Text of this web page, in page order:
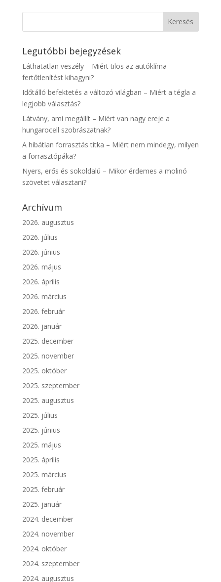
Legutóbbi bejegyzések
Láthatatlan veszély – Miért tilos az autóklíma
fertőtlenítést kihagyni?
Időtálló befektetés a változó világban – Miért a tégla a
legjobb választás?
Látvány, ami megállít – Miért van nagy ereje a
hungarocell szobrászatnak?
A hibátlan forrasztás titka – Miért nem mindegy, milyen
a forrasztópáka?
Nyers, erős és sokoldalú – Mikor érdemes a molinó
szövetet választani?
Archívum
2026. augusztus
2026. július
2026. június
2026. május
2026. április
2026. március
2026. február
2026. január
2025. december
2025. november
2025. október
2025. szeptember
2025. augusztus
2025. július
2025. június
2025. május
2025. április
2025. március
2025. február
2025. január
2024. december
2024. november
2024. október
2024. szeptember
2024. augusztus